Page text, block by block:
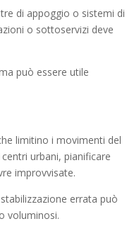
di appoggio o sistemi di
o sottoservizi deve
può essere utile
limitino i movimenti del
urbani, pianificare
improvvisate.
errata può
voluminosi.